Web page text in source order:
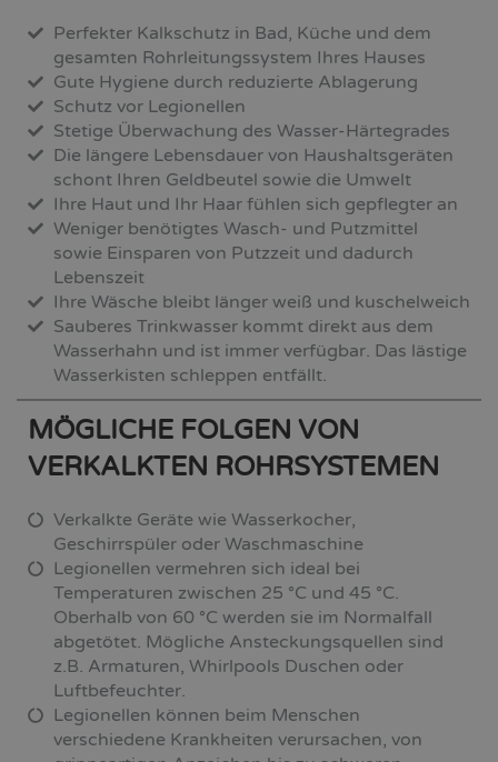
Perfekter Kalkschutz in Bad, Küche und dem
gesamten Rohrleitungssystem Ihres Hauses
Gute Hygiene durch reduzierte Ablagerung
Schutz vor Legionellen
Stetige Überwachung des Wasser-Härtegrades
Die längere Lebensdauer von Haushaltsgeräten
schont Ihren Geldbeutel sowie die Umwelt
Ihre Haut und Ihr Haar fühlen sich gepflegter an
Weniger benötigtes Wasch- und Putzmittel
sowie Einsparen von Putzzeit und dadurch
Lebenszeit
Ihre Wäsche bleibt länger weiß und kuschelweich
Sauberes Trinkwasser kommt direkt aus dem
Wasserhahn und ist immer verfügbar. Das lästige
Wasserkisten schleppen entfällt.
MÖGLICHE FOLGEN VON
VERKALKTEN ROHRSYSTEMEN
Verkalkte Geräte wie Wasserkocher,
Geschirrspüler oder Waschmaschine
Legionellen vermehren sich ideal bei
Temperaturen zwischen 25 °C und 45 °C.
Oberhalb von 60 °C werden sie im Normalfall
abgetötet. Mögliche Ansteckungsquellen sind
z.B. Armaturen, Whirlpools Duschen oder
Luftbefeuchter.
Legionellen können beim Menschen
verschiedene Krankheiten verursachen, von